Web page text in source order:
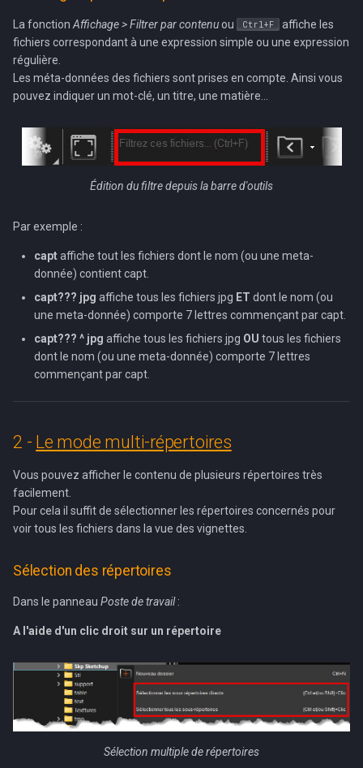
La fonction Affichage > Filtrer par contenuou Ctrl+F
affiche les
fichiers correspondant à une expression simple ou une expression
régulière.
Les méta-données des fichiers sont prises en compte. Ainsi vous
pouvez indiquer un mot-clé, un titre, une matière...
Édition du filtre depuis la barre d'outils
Par exemple :
captaffiche tout les fichiers dont le nom (ou une meta-
donnée) contient capt.
capt??? jpg affiche tous les fichiers jpg ET dont le nom (ou
une meta-donnée) comporte 7 lettres commençant par capt.
capt??? ^ jpg affiche tous les fichiers jpg OU tous les fichiers
dont le nom (ou une meta-donnée) comporte 7 lettres
commençant par capt.
2 - Le mode multi-répertoires
Vous pouvez afficher le contenu de plusieurs répertoires très
facilement.
Pour cela il suffit de sélectionner les répertoires concernés pour
voir tous les fichiers dans la vue des vignettes.
Sélection des répertoires
Dans le panneau Poste de travail:
A l'aide d'un clic droit sur un répertoire
Sélection multiple de répertoires